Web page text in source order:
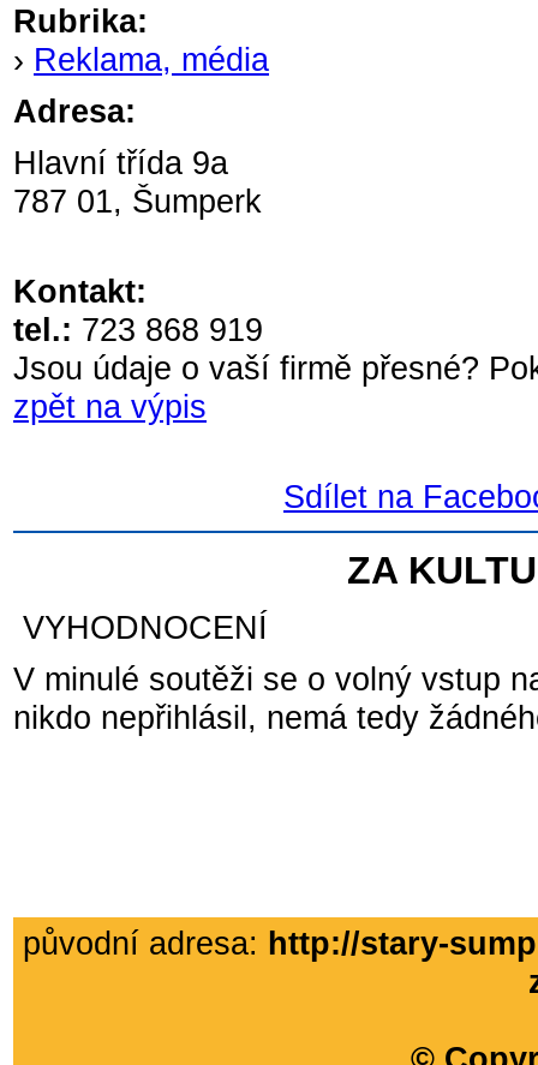
Rubrika:
› Reklama, média
Adresa:
Hlavní třída 9a
787 01, Šumperk
Kontakt:
tel.: 723 868 919
Jsou údaje o vaší firmě přesné?
zpět na výpis
Sdílet na
ZA
VYHODNOCENÍ
V minulé soutěži se o volný vstup
nikdo nepřihlásil, nemá tedy
původní adresa: http://stary-